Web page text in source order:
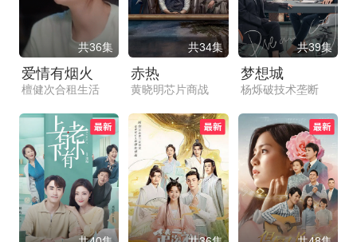
共36集
爱情有烟火
檀健次合租生活
共34集
赤热
黄晓明芯片商战
共39集
梦想城
杨烁破技术垄断